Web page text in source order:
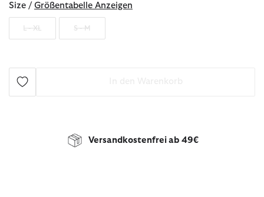
Size / Größentabelle Anzeigen
L - XL S - M
Versandkostenfrei ab 49€